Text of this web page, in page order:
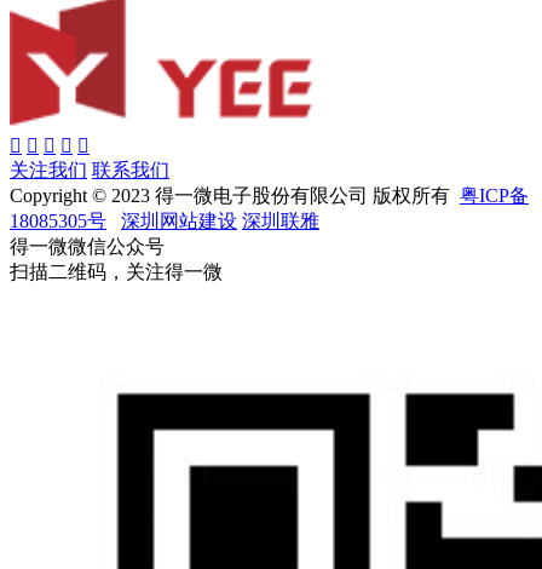
关注我们 联系我们
Copyright © 2023 得一微电子股份有限公司 版权所有 粤ICP备
18085305号
深圳网站建设 深圳联雅
得一微微信公众号
扫描二维码，关注得一微